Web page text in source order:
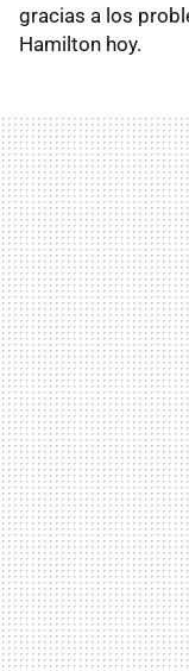
gracias a los
Hamilton hoy.